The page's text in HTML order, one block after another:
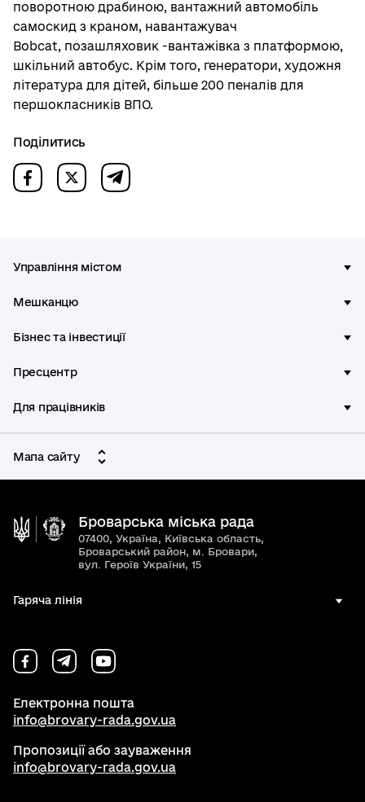
поворотною драбиною, вантажний автомобіль
самоскид з краном, навантажувач
Bobcat, позашляховик -вантажівка з платформою,
шкільний автобус. Крім того, генератори, художня
література для дітей, більше 200 пеналів для
першокласників ВПО.
Поділитись
Управління містом
Мешканцю
Бізнес та інвестиції
Пресцентр
Для працівників
Мапа сайту
Броварська міська рада
07400, Україна, Київська область,
Броварський район, м. Бровари,
вул. Героїв України, 15
Гаряча лінія
Електронна пошта
info@brovary-rada.gov.ua
Пропозиції або зауваження
info@brovary-rada.gov.ua